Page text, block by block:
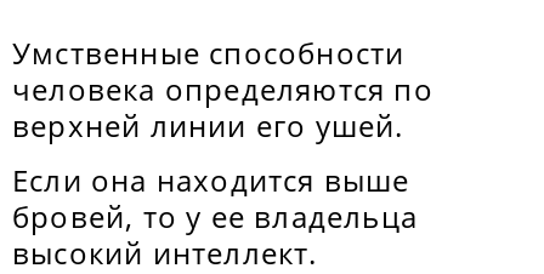
Умственные способности
человека определяются по
верхней линии его ушей.
Если она находится выше
бровей, то у ее владельца
высокий интеллект.